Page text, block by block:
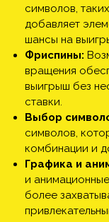
символов,
добавляет
шансы на
Фриспины:
вращения
выигрыш без
ставки.
Выбор
символов,
комбинации и
Графика и
и
более